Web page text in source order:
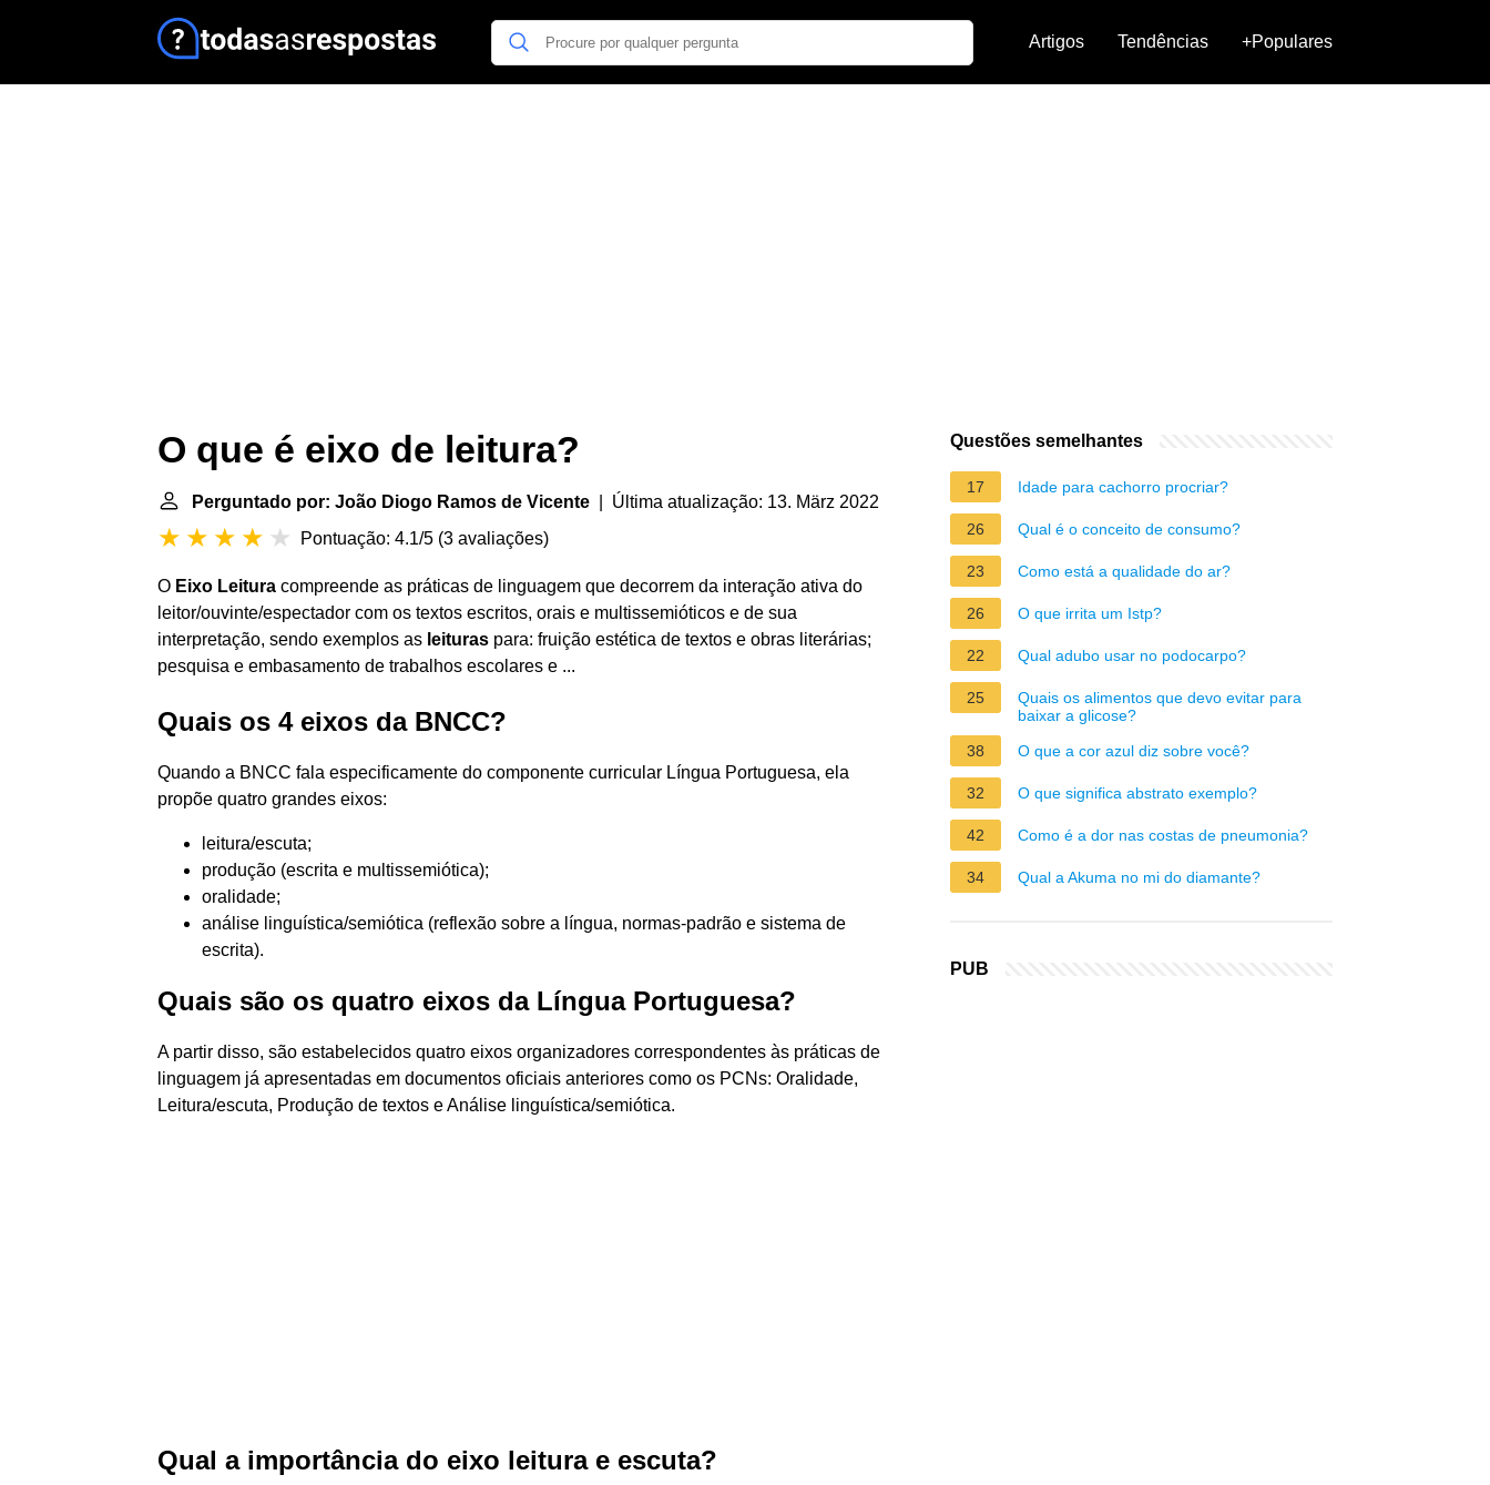
Artigos Tendências +Populares
O que é eixo de leitura?
Perguntado por: João Diogo Ramos de Vicente | Última atualização: 13. März 2022
Pontuação: 4.1/5 (3 avaliações)
O Eixo Leitura compreende as práticas de linguagem que decorrem da interação ativa do
leitor/ouvinte/espectador com os textos escritos, orais e multissemióticos e de sua
interpretação, sendo exemplos as leituras para: fruição estética de textos e obras literárias;
pesquisa e embasamento de trabalhos escolares e ...
Quais os 4 eixos da BNCC?
Quando a BNCC fala especificamente do componente curricular Língua Portuguesa, ela
propõe quatro grandes eixos:
leitura/escuta;
produção (escrita e multissemiótica);
oralidade;
análise linguística/semiótica (reflexão sobre a língua, normas-padrão e sistema de
escrita).
Quais são os quatro eixos da Língua Portuguesa?
A partir disso, são estabelecidos quatro eixos organizadores correspondentes às práticas de
linguagem já apresentadas em documentos oficiais anteriores como os PCNs: Oralidade,
Leitura/escuta, Produção de textos e Análise linguística/semiótica.
Qual a importância do eixo leitura e escuta?
Questões semelhantes
17 Idade para cachorro procriar?
26 Qual é o conceito de consumo?
23 Como está a qualidade do ar?
26 O que irrita um Istp?
22 Qual adubo usar no podocarpo?
25
Quais os alimentos que devo evitar para
baixar a glicose?
38
O que a cor azul diz sobre você?
32 O que significa abstrato exemplo?
42 Como é a dor nas costas de pneumonia?
34 Qual a Akuma no mi do diamante?
PUB